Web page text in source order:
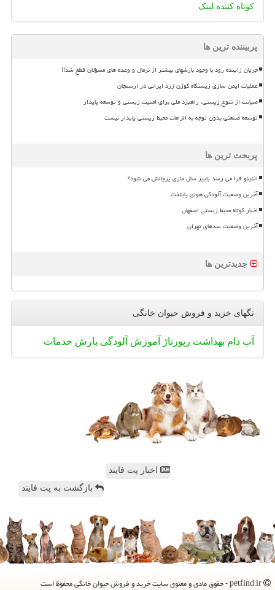
کوتاه کننده لینک
پربیننده ترین ها
جریان زاینده رود با وجود بارشهای بیشتر از نرمال و وعده های مسؤلان قطع شد!!
عملیات ایمن سازی زیستگاه گوزن زرد ایرانی در ارسنجان
صیانت از تنوع زیستی، راهبرد ملی برای امنیت زیستی و توسعه پایدار
توسعه صنعتی بدون توجه به الزامات محیط زیستی پایدار نیست
پربحث ترین ها
النینو فرا می رسد پاییز سال جاری پرچالش می شود؟
آخرین وضعیت آلودگی هوای پایتخت
اخبار کوتاه محیط زیستی اصفهان
آخرین وضعیت سدهای تهران
جدیدترین ها
تگهای خرید و فروش حیوان خانگی
آب دام بهداشت رپورتاژ آموزش آلودگی بارش خدمات
اخبار پت فایند
بازگشت به پت فایند